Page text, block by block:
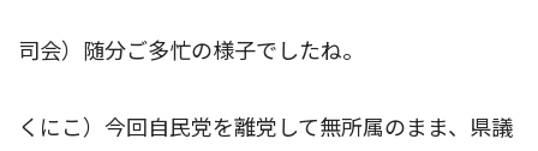
司会）随分ご多忙の様子でしたね。
くにこ）今回自民党を離党して無所属のまま、県議